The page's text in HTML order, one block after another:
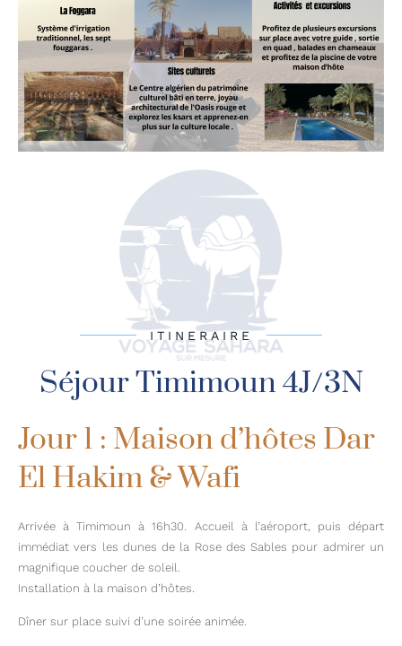
ITINERAIRE
Séjour Timimoun 4J/3N
Jour 1 : Maison d’hôtes Dar
El Hakim & Wafi
Arrivée à Timimoun à 16h30. Accueil à l’aéroport, puis départ
immédiat vers les dunes de la Rose des Sables pour admirer un
magnifique coucher de soleil.
Installation à la maison d’hôtes.
Dîner sur place suivi d’une soirée animée.